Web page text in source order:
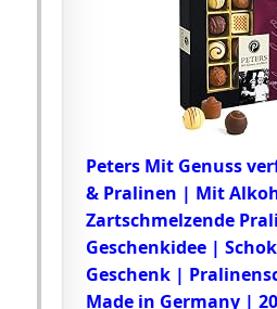
Peters Mit Genuss
& Pralinen | Mit
Zartschmelzende
Geschenkidee |
Geschenk |
Made in Germany |